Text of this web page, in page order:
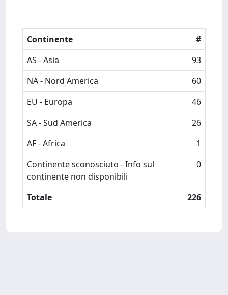
Continente
#
AS - Asia
93
NA - Nord America
60
EU - Europa
46
SA - Sud America
26
AF - Africa
1
Continente sconosciuto - Info sul
continente non disponibili
0
Totale 226